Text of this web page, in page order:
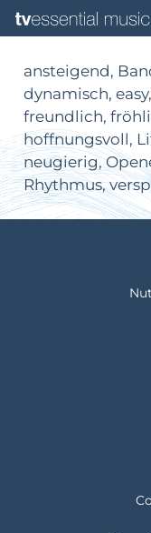
ansteigend,
dynamisch,
freundlich,
hoffnungsvoll,
neugierig,
Rhythmus,